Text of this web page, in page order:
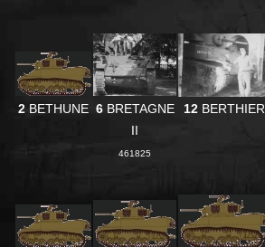
2 BETHUNE 6BRETAGNE
II
461825
12 BERTHIER